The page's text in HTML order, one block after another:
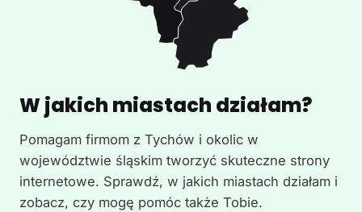
W jakich miastach działam?
Pomagam firmom z Tychów i okolic w
województwie śląskim tworzyć skuteczne strony
internetowe. Sprawdź, w jakich miastach działam i
zobacz, czy mogę pomóc także Tobie.